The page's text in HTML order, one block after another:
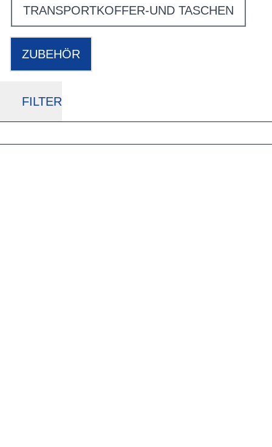
TRANSPORTKOFFER-UND TASCHEN
ZUBEHÖR
FILTER